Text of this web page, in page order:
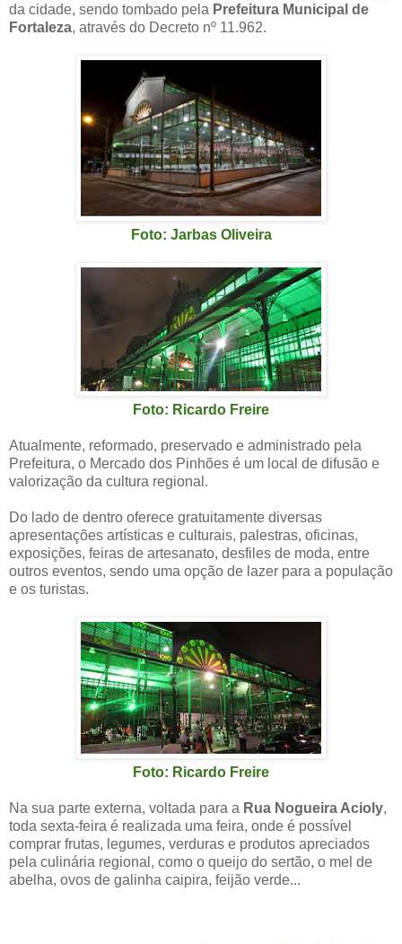
da cidade, sendo tombado pela Prefeitura Municipal de
Fortaleza, através do Decreto nº 11.962.
Foto: Jarbas Oliveira
Foto: Ricardo Freire
Atualmente, reformado, preservado e administrado pela
Prefeitura, o Mercado dos Pinhões é um local de difusão e
valorização da cultura regional.
Do lado de dentro oferece gratuitamente diversas
apresentações artísticas e culturais, palestras, oficinas,
exposições, feiras de artesanato, desfiles de moda, entre
outros eventos, sendo uma opção de lazer para a população
e os turistas.
Foto: Ricardo Freire
Na sua parte externa, voltada para a Rua Nogueira Acioly,
toda sexta-feira é realizada uma feira, onde é possível
comprar frutas, legumes, verduras e produtos apreciados
pela culinária regional, como o queijo do sertão, o mel de
abelha, ovos de galinha caipira, feijão verde...